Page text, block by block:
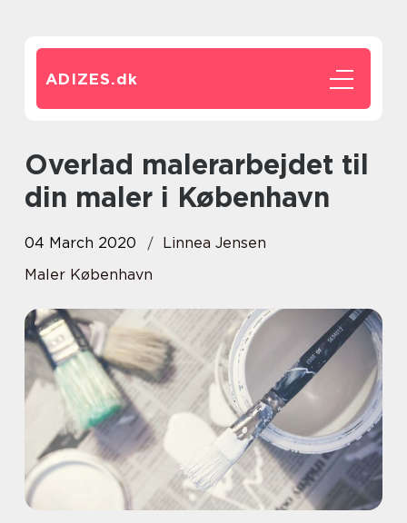
ADIZES.dk
Overlad malerarbejdet til
din maler i København
04 March 2020
Linnea Jensen
Maler København